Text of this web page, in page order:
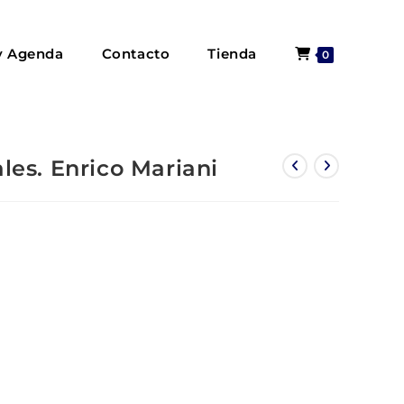
Agenda Contacto Tienda 0
Enrico Mariani